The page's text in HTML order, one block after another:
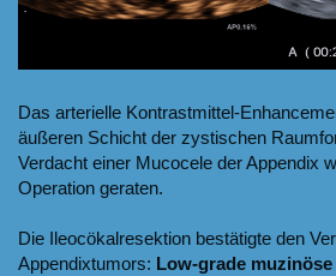
Das arterielle Kontrastmittel-
äußeren Schicht der zystischen
Verdacht einer Mucocele der Appendix
Operation geraten.
Die Ileocökalresektion bestätigte den
Appendixtumors: Low-grade